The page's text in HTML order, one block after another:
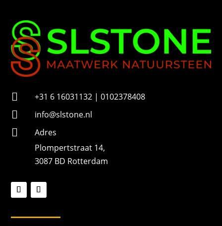
r
 +31 6 16031132 | 0102378408
 info@slstone.nl

Adres
Plompertstraat 14,
3087 BD Rotterdam